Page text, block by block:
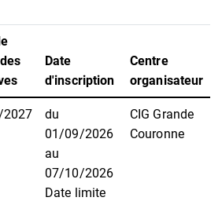
Date
d'inscription
Centre
organisateur
du
01/09/2026
au
07/10/2026
Date limite
CIG Grande
Couronne